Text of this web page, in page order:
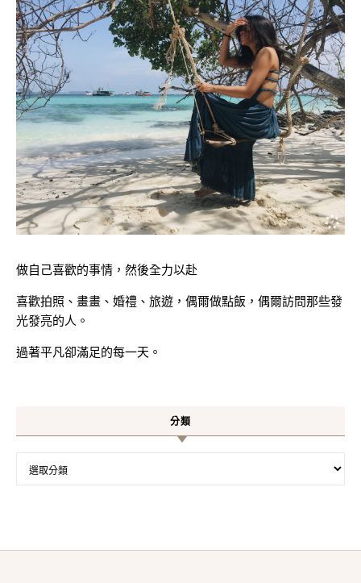
做自己喜歡的事情，然後全力以赴
喜歡拍照、畫畫、婚禮、旅遊，偶爾做點飯，偶爾訪問那些發
光發亮的人。
過著平凡卻滿足的每一天。
分類